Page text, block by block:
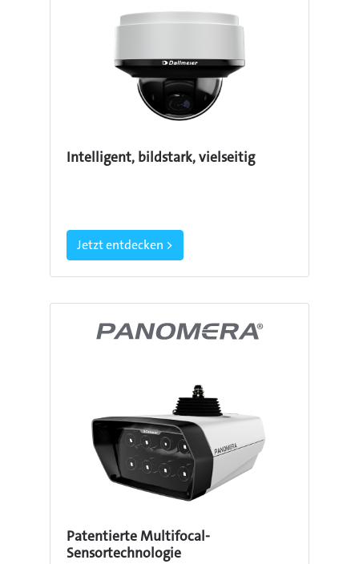
Intelligent, bildstark, vielseitig
Jetzt entdecken >
Patentierte Multifocal-
Sensortechnologie